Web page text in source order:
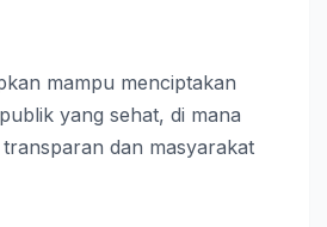
mampu menciptakan
yang sehat, di mana
dan masyarakat